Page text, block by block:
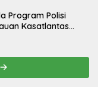
Program Polisi
Kasatlantas